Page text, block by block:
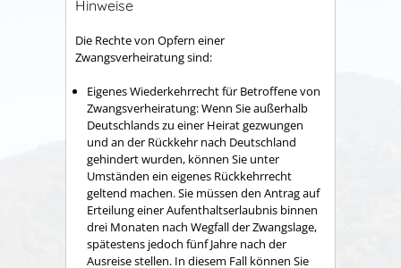
Hinweise
Die Rechte von Opfern einer
Zwangsverheiratung sind:
Eigenes Wiederkehrrecht für Betroffene von
Zwangsverheiratung: Wenn Sie außerhalb
Deutschlands zu einer Heirat gezwungen
und an der Rückkehr nach Deutschland
gehindert wurden, können Sie unter
Umständen ein eigenes Rückkehrrecht
geltend machen. Sie müssen den Antrag auf
Erteilung einer Aufenthaltserlaubnis binnen
drei Monaten nach Wegfall der Zwangslage,
spätestens jedoch fünf Jahre nach der
Ausreise stellen. In diesem Fall können Sie